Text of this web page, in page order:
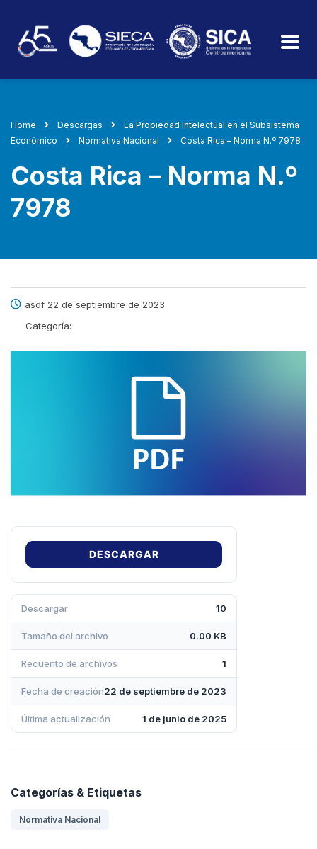
Home Descargas
La Propiedad Intelectual en el Subsistema
Económico
Normativa Nacional Costa Rica – Norma N.º 7978
Costa Rica – Norma N.º
7978
asdf 22 de septiembre de 2023
Categoría:
DESCARGAR
Descargar 10
Tamaño del archivo 0.00 KB
Recuento de archivos 1
Fecha de creación22 de septiembre de 2023
Última actualización 1 de junio de 2025
Categorías & Etiquetas
Normativa Nacional